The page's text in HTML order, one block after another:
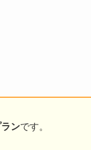
ンです。